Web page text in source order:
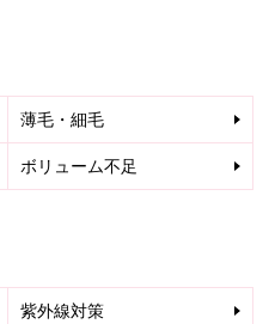
薄毛・細毛
ボリューム不足
紫外線対策